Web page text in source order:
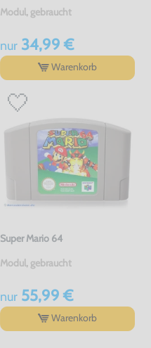
Modul, gebraucht
nur34,99 €
Warenkorb
Super Mario 64
Modul, gebraucht
nur55,99 €
Warenkorb